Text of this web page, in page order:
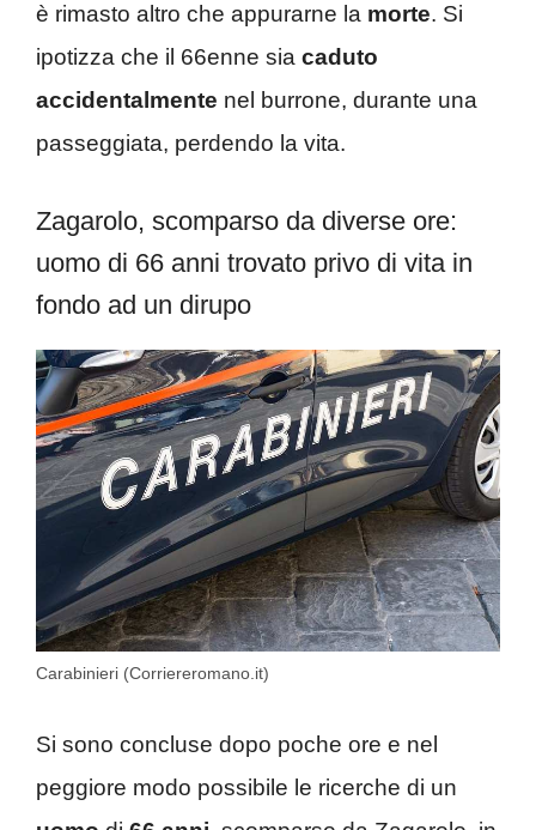
è rimasto altro che appurarne la morte. Si
ipotizza che il 66enne sia caduto
accidentalmente nel burrone, durante una
passeggiata, perdendo la vita.
Zagarolo, scomparso da diverse ore:
uomo di 66 anni trovato privo di vita in
fondo ad un dirupo
Carabinieri (Corriereromano.it)
Si sono concluse dopo poche ore e nel
peggiore modo possibile le ricerche di un